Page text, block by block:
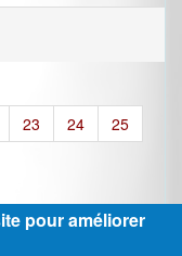
23 24
25
pour améliorer